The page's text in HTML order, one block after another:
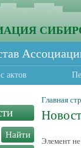
актов
Главная
Элемент